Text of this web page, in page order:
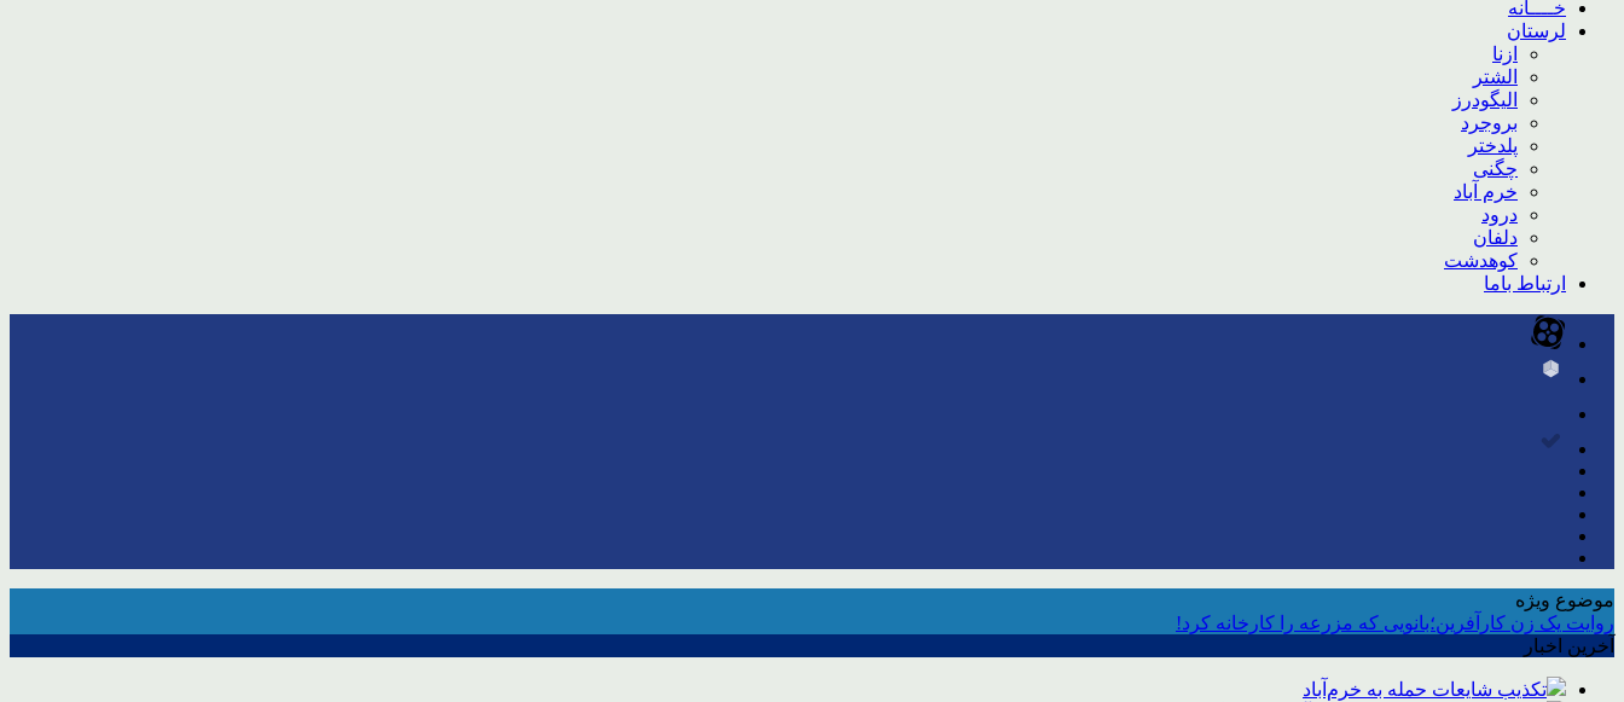
خــــانه
لرستان
ازنا
الشتر
الیگودرز
بروجرد
پلدختر
چگنی
خرم آباد
درود
دلفان
کوهدشت
ارتباط باما
موضوع ویژه
روایت یک زن کارآفرین؛بانویی که مزرعه را کارخانه کرد!
آخرین اخبار
تکذیب شایعات حمله به خرم‌آباد